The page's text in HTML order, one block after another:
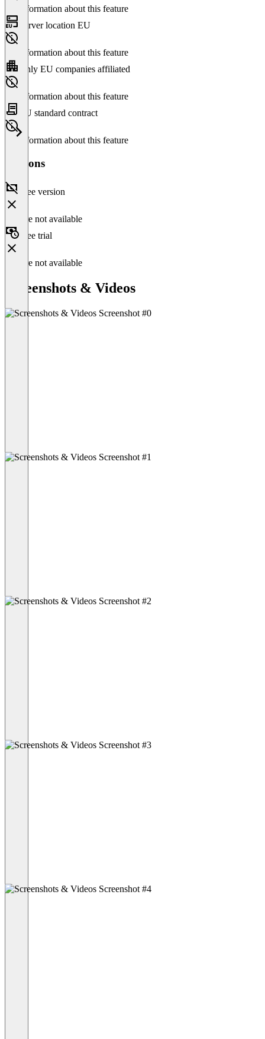
No information about this feature
Server location EU
No information about this feature
Only EU companies affiliated
No information about this feature
EU standard contract
No information about this feature
Versions
Free version
Feature not available
Free trial
Feature not available
Screenshots & Videos